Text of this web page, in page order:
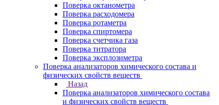
Поверка октанометра
Поверка расходомера
Поверка ротаметра
Поверка спиртомера
Поверка счетчика газа
Поверка титратора
Поверка эксплозиметра
Поверка анализаторов химического состава и
физических свойств веществ
Назад
Поверка анализаторов химического состава
и физических свойств веществ